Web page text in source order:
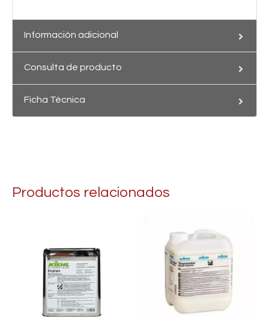
Información adicional
Consulta de producto
Ficha Técnica
Productos relacionados